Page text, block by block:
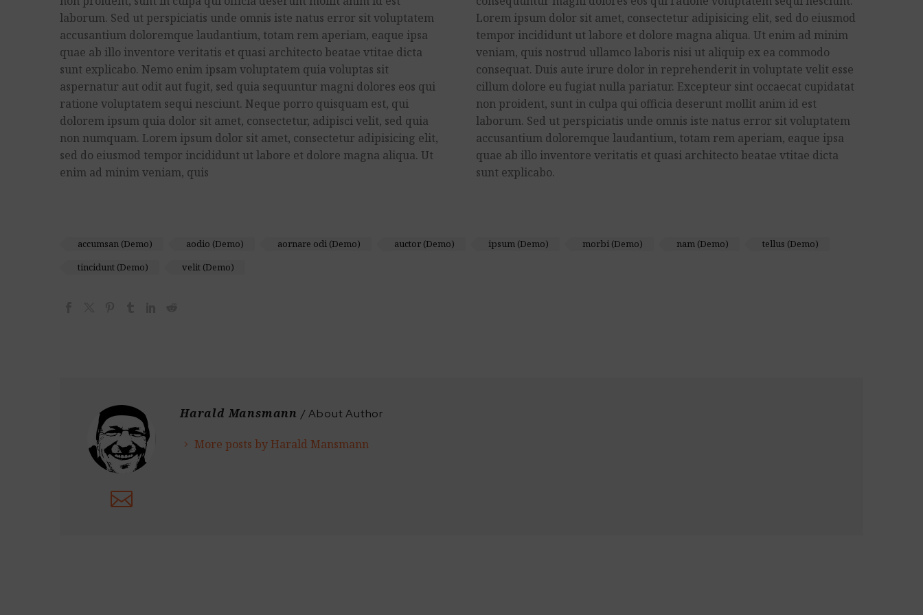
laborum. Sed ut perspiciatis unde omnis iste natus error sit voluptatem
accusantium doloremque laudantium, totam rem aperiam, eaque ipsa
quae ab illo inventore veritatis et quasi architecto beatae vtitae dicta
sunt explicabo. Nemo enim ipsam voluptatem quia voluptas sit
aspernatur aut odit aut fugit, sed quia sequuntur magni dolores eos qui
ratione voluptatem sequi nesciunt. Neque porro quisquam est, qui
dolorem ipsum quia dolor sit amet, consectetur, adipisci velit, sed quia
non numquam. Lorem ipsum dolor sit amet, consectetur adipisicing elit,
sed do eiusmod tempor incididunt ut labore et dolore magna aliqua. Ut
enim ad minim veniam, quis
Lorem ipsum dolor sit amet, consectetur adipisicing elit, sed do eiusmod
tempor incididunt ut labore et dolore magna aliqua. Ut enim ad minim
veniam, quis nostrud ullamco laboris nisi ut aliquip ex ea commodo
consequat. Duis aute irure dolor in reprehenderit in voluptate velit esse
cillum dolore eu fugiat nulla pariatur. Excepteur sint occaecat cupidatat
non proident, sunt in culpa qui officia deserunt mollit anim id est
laborum. Sed ut perspiciatis unde omnis iste natus error sit voluptatem
accusantium doloremque laudantium, totam rem aperiam, eaque ipsa
quae ab illo inventore veritatis et quasi architecto beatae vtitae dicta
sunt explicabo.
accumsan (Demo) aodio (Demo) aornare odi (Demo) auctor (Demo) ipsum (Demo) morbi (Demo) nam (Demo)
tellus (Demo)
tincidunt (Demo)
velit (Demo)
Harald Mansmann / About Author
More posts by Harald Mansmann